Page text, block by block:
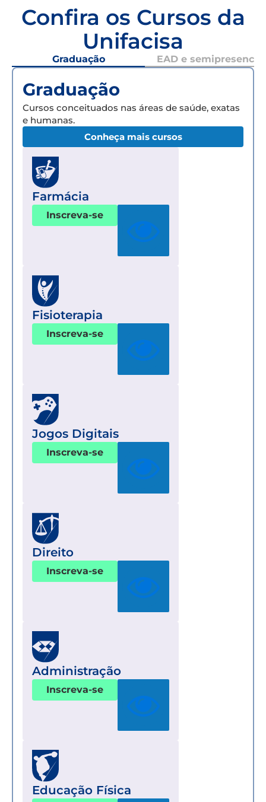
Confira os Cursos da
Unifacisa
Graduação EAD e semipresencial
Graduação
Cursos conceituados nas áreas de saúde, exatas
e humanas.
Conheça mais cursos
Farmácia
Inscreva-se
Fisioterapia
Inscreva-se
Jogos Digitais
Inscreva-se
Direito
Inscreva-se
Administração
Inscreva-se
Educação Física